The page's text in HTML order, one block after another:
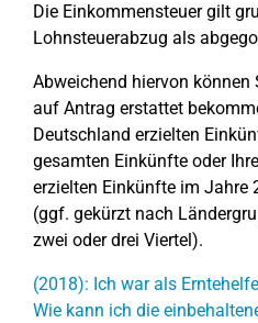
Die Einkommensteuer gilt
Lohnsteuerabzug als
Abweichend hiervon können
auf Antrag erstattet
Deutschland erzielten
gesamten Einkünfte oder
erzielten Einkünfte im Jahre
(ggf. gekürzt nach
zwei oder drei Viertel).
(2018): Ich war als
Wie kann ich die